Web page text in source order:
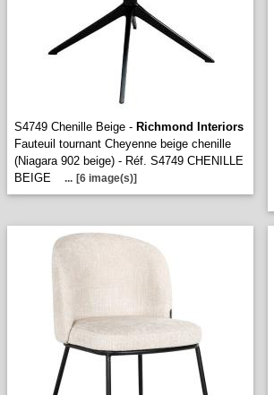
S4749 Chenille Beige - Richmond Interiors
Fauteuil tournant Cheyenne beige chenille
(Niagara 902 beige) - Réf. S4749 CHENILLE
BEIGE
... [6 image(s)]